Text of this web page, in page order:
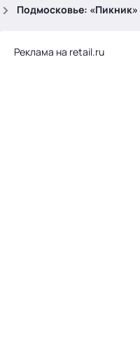
Подмосковье: «Пикник»
Реклама на retail.ru